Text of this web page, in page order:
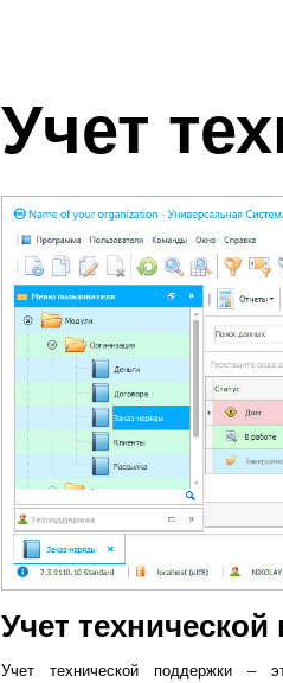
Учет
Учет
Учет технической поддержки –